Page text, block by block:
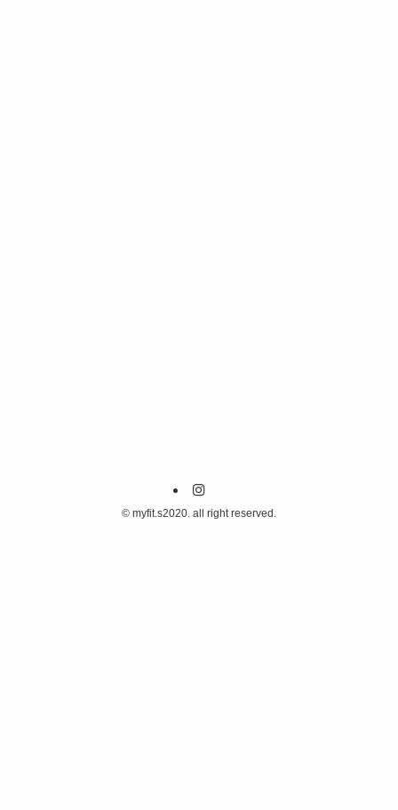
© myfit.s2020. all right reserved.